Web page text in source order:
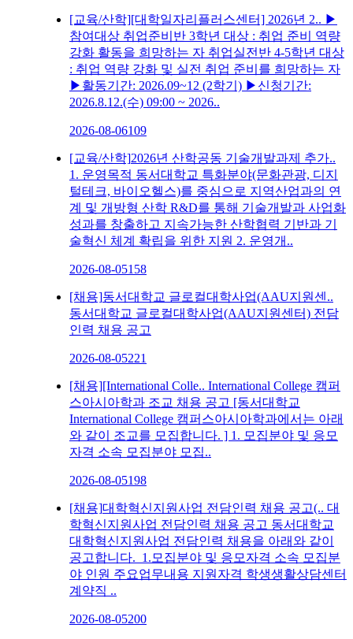
[교육/산학][대학일자리플러스센터] 2026년 2.. ▶
참여대상 취업준비반 3학년 대상 : 취업 준비 역량
강화 활동을 희망하는 자 취업실전반 4-5학년 대상
: 취업 역량 강화 및 실전 취업 준비를 희망하는 자
▶활동기간: 2026.09~12 (2학기) ▶신청기간:
2026.8.12.(수) 09:00 ~ 2026..
2026-08-06109
[교육/산학]2026년 산학공동 기술개발과제 추가..
1. 운영목적 동서대학교 특화분야(문화관광, 디지
털테크, 바이오헬스)를 중심으로 지역산업과의 연
계 및 개방형 산학 R&D를 통해 기술개발과 사업화
성과를 창출하고 지속가능한 산학협력 기반과 기
술혁신 체계 확립을 위한 지원 2. 운영개..
2026-08-05158
[채용]동서대학교 글로컬대학사업(AAU지원센..
동서대학교 글로컬대학사업(AAU지원센터) 전담
인력 채용 공고
2026-08-05221
[채용][International Colle.. International College 캠퍼
스아시아학과 조교 채용 공고 [동서대학교
International College 캠퍼스아시아학과에서는 아래
와 같이 조교를 모집합니다. ] 1. 모집분야 및 응모
자격 소속 모집분야 모집..
2026-08-05198
[채용]대학혁신지원사업 전담인력 채용 공고(.. 대
학혁신지원사업 전담인력 채용 공고 동서대학교
대학혁신지원사업 전담인력 채용을 아래와 같이
공고합니다. 1.모집분야 및 응모자격 소속 모집분
야 인원 주요업무내용 지원자격 학생생활상담센터
계약직 ..
2026-08-05200